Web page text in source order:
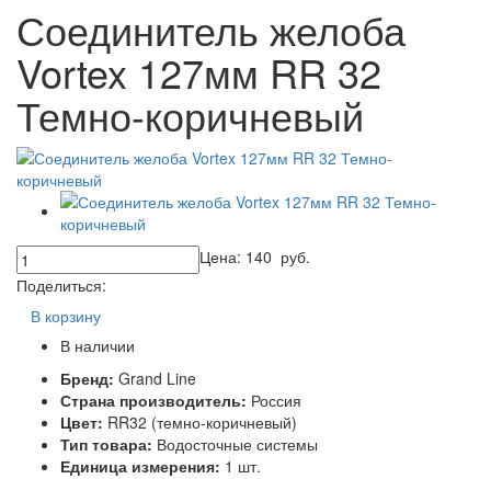
Соединитель желоба
Vortex 127мм RR 32
Темно-коричневый
Цена: 140 руб.
Поделиться:
В корзину
В наличии
Бренд: Grand Line
Страна производитель: Россия
Цвет: RR32 (темно-коричневый)
Тип товара: Водосточные системы
Единица измерения: 1 шт.